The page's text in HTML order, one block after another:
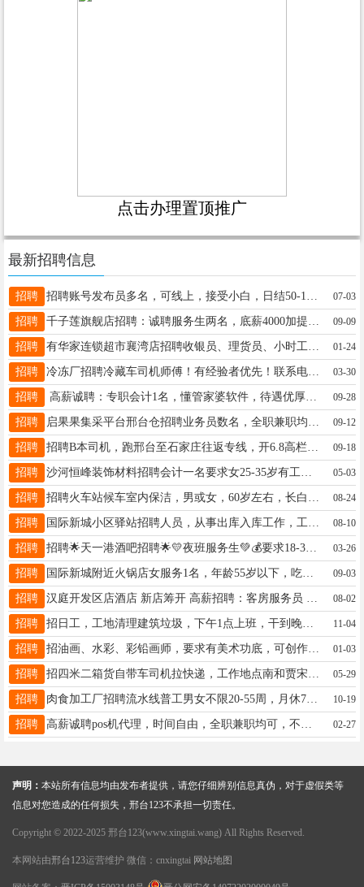
点击办理置顶推广
最新招聘信息
招聘 07-03
招聘 09-09
招聘 01-24
招聘 冷冻厂招聘冷藏车司机师傅！有经验者优先！联系电话18731971521同V 03-30
招聘 高薪诚聘：专职会计1名，懂管家婆软件，待遇优厚，地址：王快镇孔桥村村西 16630991800 09-28
招聘 09-12
招聘 招聘B本司机，跑邢台至石家庄往返专线，开6.8高栏车要求吃苦耐劳责任心强，祝村开发区附近优先，联系18831942333 09-18
招聘 05-03
招聘 08-24
招聘 08-10
招聘 招聘🌟天一港酒吧招聘🌟💛夜班服务生💚💰要求18-30岁，接受夜班工作，性格开朗善于沟通，有相关经验者优先☎有意联系15532904895 聘 03-26
招聘 国际新城附近火锅店女服务1名，年龄55岁以下，吃苦耐劳，干过优先，底薪➕公休➕奖励15833290727 09-03
招聘 08-02
招聘 招日工，工地清理建筑垃圾，下午1点上班，干到晚上8点，下班结账工资300，电话18603198586 11-04
招聘 招油画、水彩、彩铅画师，要求有美术功底，可创作优先。18831984040（ ） 01-03
招聘 05-29
招聘 肉食加工厂招聘流水线普工男女不限20-55周，月休7天左右，工资3000-7000左右，15130920228 10-19
招聘 02-27
声明： 本站所有信息均由发布者提供，请您仔细辨别信息真伪，对于虚假类等
信息对您造成的任何损失，邢台123不承担一切责任。
Copyright © 2022-2025 邢台123(www.xingtai.wang) All Rights Reserved.
本网站由邢台123运营维护 微信：cnxingtai 网站地图